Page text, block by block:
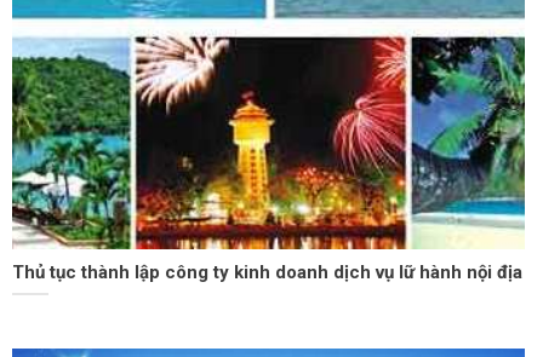
Thủ tục thành lập công ty kinh doanh dịch vụ lữ hành nội địa